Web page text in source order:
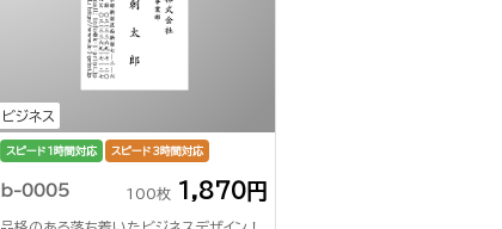
ビジネス
スピード1時間対応 スピード3時間対応
b-0005 100枚 1,870円